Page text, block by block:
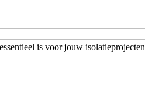
is voor jouw isolatieprojecten